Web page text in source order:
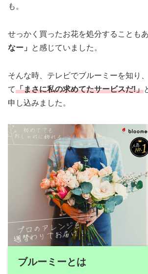
も。
せっかく買ったお花を処分することも
なー」
と感じていました。
そんな時、テレビでブルーミーを知り
て「まさに私の求めてたサービスだ!」
申し込みました。
ブルーミーとは